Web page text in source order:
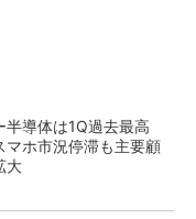
半導体は1Q過去最高
マホ市況停滞も主要顧
大